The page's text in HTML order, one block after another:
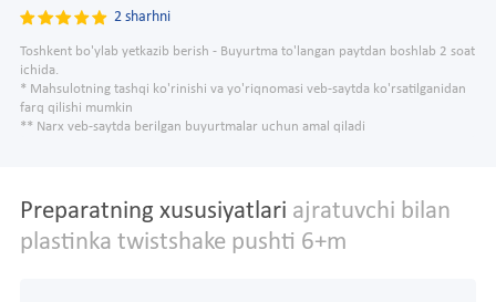
2 sharhni
Toshkent bo'ylab yetkazib berish - Buyurtma to'langan paytdan boshlab 2 soat
ichida.
* Mahsulotning tashqi ko'rinishi va yo'riqnomasi veb-saytda ko'rsatilganidan
farq qilishi mumkin
** Narx veb-saytda berilgan buyurtmalar uchun amal qiladi
Preparatning xususiyatlari ajratuvchi bilan
plastinka twistshake pushti 6+m